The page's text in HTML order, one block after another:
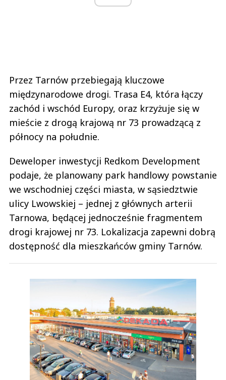
Przez Tarnów przebiegają kluczowe
międzynarodowe drogi. Trasa E4, która łączy
zachód i wschód Europy, oraz krzyżuje się w
mieście z drogą krajową nr 73 prowadzącą z
północy na południe.
Deweloper inwestycji Redkom Development
podaje, że planowany park handlowy powstanie
we wschodniej części miasta, w sąsiedztwie
ulicy Lwowskiej – jednej z głównych arterii
Tarnowa, będącej jednocześnie fragmentem
drogi krajowej nr 73. Lokalizacja zapewni dobrą
dostępność dla mieszkańców gminy Tarnów.